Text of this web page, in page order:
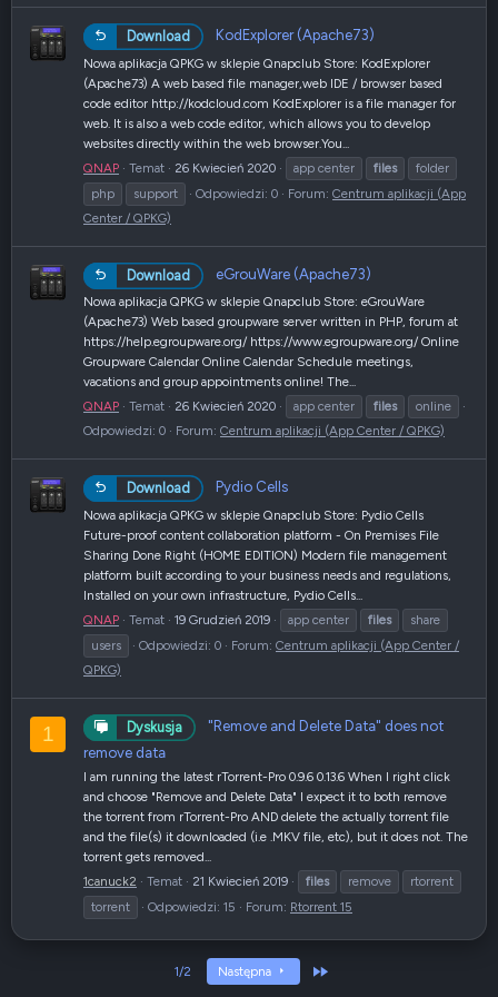
Download KodExplorer (Apache73)
Nowa aplikacja QPKG w sklepie Qnapclub Store: KodExplorer
(Apache73) A web based file manager,web IDE / browser based
code editor http://kodcloud.com KodExplorer is a file manager for
web. It is also a web code editor, which allows you to develop
websites directly within the web browser.You...
QNAP
Temat 26 Kwiecień 2020 app center files
folder
php
support Odpowiedzi: 0 Forum: Centrum aplikacji (App
Center / QPKG)
Download eGrouWare (Apache73)
Nowa aplikacja QPKG w sklepie Qnapclub Store: eGrouWare
(Apache73) Web based groupware server written in PHP, forum at
https://help.egroupware.org/ https://www.egroupware.org/ Online
Groupware Calendar Online Calendar Schedule meetings,
vacations and group appointments online! The...
QNAP
Temat 26 Kwiecień 2020 app center files
online
Odpowiedzi: 0
Forum: Centrum aplikacji (App Center / QPKG)
Download Pydio Cells
Nowa aplikacja QPKG w sklepie Qnapclub Store: Pydio Cells
Future-proof content collaboration platform - On Premises File
Sharing Done Right (HOME EDITION) Modern file management
platform built according to your business needs and regulations,
Installed on your own infrastructure, Pydio Cells...
QNAP
Temat 19 Grudzień 2019 app center files
share
users
Odpowiedzi: 0 Forum: Centrum aplikacji (App Center /
QPKG)
1 Dyskusja
"Remove and Delete Data" does not
remove data
I am running the latest rTorrent-Pro 0.9.6 0.13.6 When I right click
and choose "Remove and Delete Data" I expect it to both remove
the torrent from rTorrent-Pro AND delete the actually torrent file
and the file(s) it downloaded (i.e .MKV file, etc), but it does not. The
torrent gets removed...
1canuck2
Temat 21 Kwiecień 2019 files remove
rtorrent
torrent
Odpowiedzi: 15 Forum: Rtorrent 15
1/2 Następna